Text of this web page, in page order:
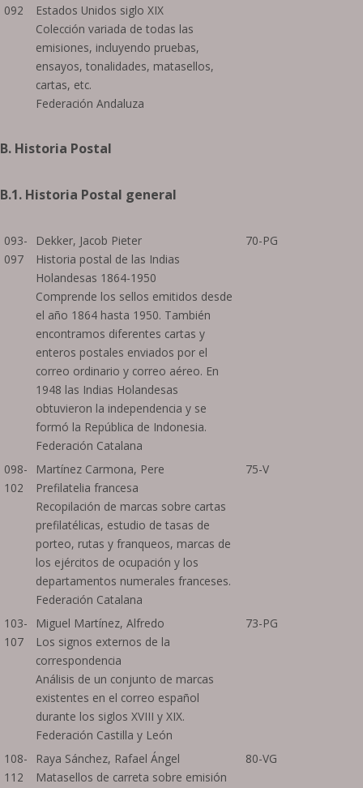
092
Estados Unidos siglo XIX
Colección variada de todas las
emisiones, incluyendo pruebas,
ensayos, tonalidades, matasellos,
cartas, etc.
Federación Andaluza
B. Historia Postal
B.1. Historia Postal general
093-
097
Dekker, Jacob Pieter
Historia postal de las Indias
Holandesas 1864-1950
Comprende los sellos emitidos desde
el año 1864 hasta 1950. También
encontramos diferentes cartas y
enteros postales enviados por el
correo ordinario y correo aéreo. En
1948 las Indias Holandesas
obtuvieron la independencia y se
formó la República de Indonesia.
Federación Catalana
70-PG
098-
102
Martínez Carmona, Pere
Prefilatelia francesa
Recopilación de marcas sobre cartas
prefilatélicas, estudio de tasas de
porteo, rutas y franqueos, marcas de
los ejércitos de ocupación y los
departamentos numerales franceses.
Federación Catalana
75-V
103-
107
Miguel Martínez, Alfredo
Los signos externos de la
correspondencia
Análisis de un conjunto de marcas
existentes en el correo español
durante los siglos XVIII y XIX.
Federación Castilla y León
73-PG
108-
112
Raya Sánchez, Rafael Ángel
Matasellos de carreta sobre emisión
80-VG